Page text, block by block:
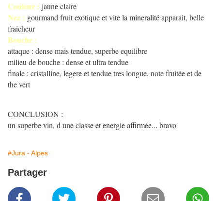
Couleur : jaune claire
Nez : gourmand fruit exotique et vite la mineralité apparait, belle
fraicheur
Bouche :
attaque : dense mais tendue, superbe equilibre
milieu de bouche : dense et ultra tendue
finale : cristalline, legere et tendue tres longue, note fruitée et de
the vert
CONCLUSION :
un superbe vin, d une classe et energie affirmée... bravo
#Jura - Alpes
Partager